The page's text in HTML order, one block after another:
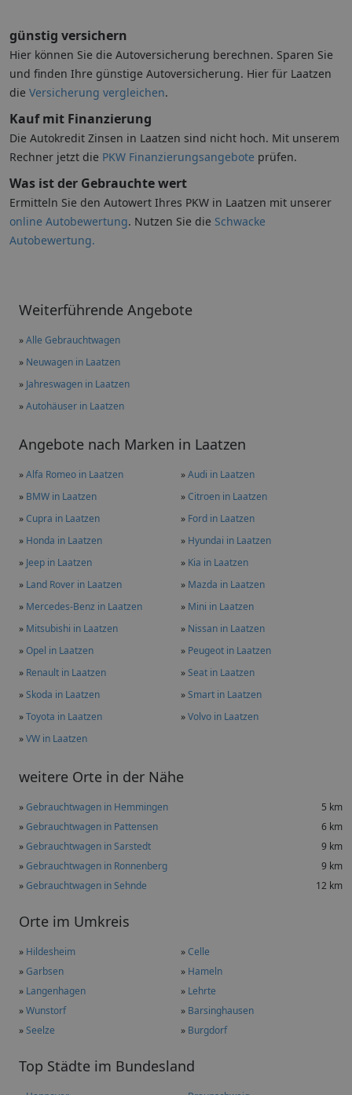
Weiterführende Angebote
»Alle Gebrauchtwagen
» Neuwagen in Laatzen
» Jahreswagen in Laatzen
»Autohäuser in Laatzen
Angebote nach Marken in Laatzen
»Alfa Romeo in Laatzen »Audi in Laatzen
» BMW in Laatzen »Citroen in Laatzen
»Cupra in Laatzen » Ford in Laatzen
» Honda in Laatzen » Hyundai in Laatzen
» Jeep in Laatzen » Kia in Laatzen
» Land Rover in Laatzen » Mazda in Laatzen
» Mercedes-Benz in Laatzen » Mini in Laatzen
» Mitsubishi in Laatzen » Nissan in Laatzen
»Opel in Laatzen » Peugeot in Laatzen
» Renault in Laatzen »Seat in Laatzen
»Skoda in Laatzen »Smart in Laatzen
»Toyota in Laatzen »Volvo in Laatzen
»VW in Laatzen
weitere Orte in der Nähe
»Gebrauchtwagen in Hemmingen
5 km
»Gebrauchtwagen in Pattensen
6 km
»Gebrauchtwagen in Sarstedt
9 km
»Gebrauchtwagen in Ronnenberg
9 km
»Gebrauchtwagen in Sehnde 12 km
Orte im Umkreis
» Hildesheim »Celle
»Garbsen » Hameln
» Langenhagen » Lehrte
»Wunstorf » Barsinghausen
»Seelze » Burgdorf
Top Städte im Bundesland
günstig versichern
Hier können Sie die Autoversicherung berechnen. Sparen Sie
und finden Ihre günstige Autoversicherung. Hier für Laatzen
die Versicherung vergleichen.
Kauf mit Finanzierung
Die Autokredit Zinsen in Laatzen sind nicht hoch. Mit unserem
Rechner jetzt die PKW Finanzierungsangebote prüfen.
Was ist der Gebrauchte wert
Ermitteln Sie den Autowert Ihres PKW in Laatzen mit unserer
online Autobewertung. Nutzen Sie die Schwacke
Autobewertung.